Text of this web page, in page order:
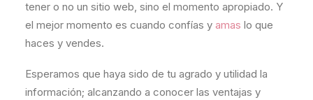
tener o no un sitio web, sino el momento apropiado. Y
el mejor momento es cuando confías y amas lo que
haces y vendes.
Esperamos que haya sido de tu agrado y utilidad la
información; alcanzando a conocer las ventajas y